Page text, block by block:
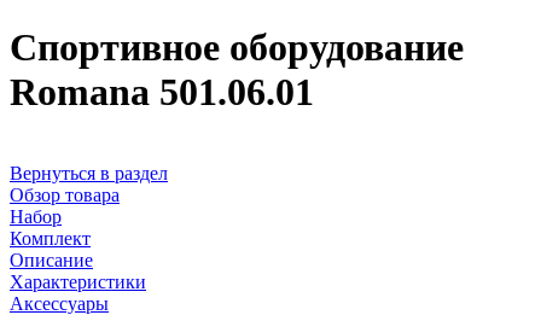
Спортивное оборудование
Romana 501.06.01
Вернуться в раздел
Обзор товара
Набор
Комплект
Описание
Характеристики
Аксессуары